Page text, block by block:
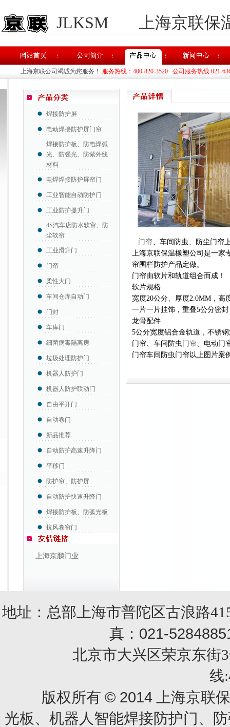
JLKSM 上海京联
上海京联公司竭诚为您服务！ 服务热线：400-820-3520 公司服务热线 021-
焊接防护屏
电动焊接防护屏门帘
焊接防护板、防电焊弧
光、防强光、防紫外线
材料
电焊焊接防护屏帘门
工业智能自动防护门
工业防护提升门
4S汽车店防水软帘、防
尘软帘
工业滑升门
门帘
柔性大门
车间仓库自动门
门封
车库门
细菌病毒隔离房
垃圾处理防护门
机器人防护门
机器人防护联动门
自由平开门
自动卷门
新品推荐
自动防护高速升降门
平移门
防护帘、防护屏
自动防护快速升降门
焊接防护板、防弧光板
抗风卷帘门
上海京鹏门业
门帘、车间防虫、防尘门帘
上海京联保温橡塑公司是一家
帘围栏防护产品定做。
门帘由软片和轨道组合而成！
软片规格
宽度20公分、厚度2.0MM，高
一片一片挂饰，重叠5公分密
龙骨配件
5公分宽度铝合金轨道，不锈
门帘、车间防虫门帘、电动门
门帘车间防虫门帘以上图片案
地址：总部上海市普陀区古浪路
真： 021-
北京市大兴区荣京东街3
线
版权所有 © 2014上海京联
光板、机器人智能焊接防护门、